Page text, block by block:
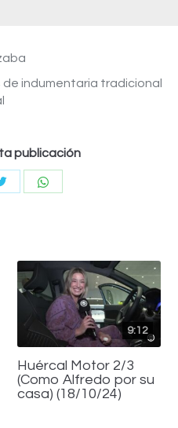
indumentaria tradicional
publicación
Compartir
9:12
Huércal Motor 2/3
(Como Alfredo por su
casa) (18/10/24)